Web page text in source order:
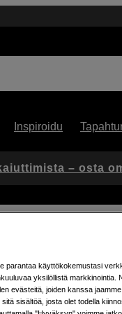
Inspiroidu
1102852
–
– osta
parantaa käyttökokemustasi
yksilöllistä markkinointia.
evästeitä, joiden kanssa
sisältöä, josta olet todella